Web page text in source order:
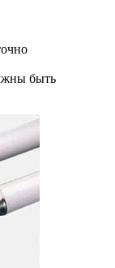
быть